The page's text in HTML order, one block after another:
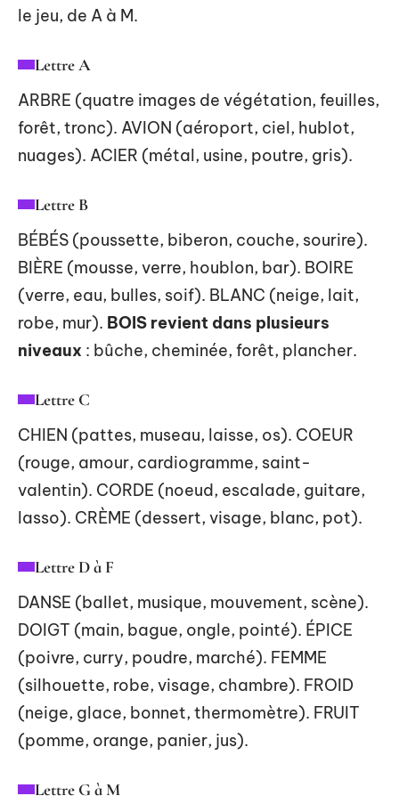
le jeu, de A à M.
Lettre A
ARBRE (quatre images de végétation, feuilles,
forêt, tronc). AVION (aéroport, ciel, hublot,
nuages). ACIER (métal, usine, poutre, gris).
Lettre B
BÉBÉS (poussette, biberon, couche, sourire).
BIÈRE (mousse, verre, houblon, bar). BOIRE
(verre, eau, bulles, soif). BLANC (neige, lait,
robe, mur). BOIS revient dans plusieurs
niveaux : bûche, cheminée, forêt, plancher.
Lettre C
CHIEN (pattes, museau, laisse, os). COEUR
(rouge, amour, cardiogramme, saint-
valentin). CORDE (noeud, escalade, guitare,
lasso). CRÈME (dessert, visage, blanc, pot).
Lettre D à F
DANSE (ballet, musique, mouvement, scène).
DOIGT (main, bague, ongle, pointé). ÉPICE
(poivre, curry, poudre, marché). FEMME
(silhouette, robe, visage, chambre). FROID
(neige, glace, bonnet, thermomètre). FRUIT
(pomme, orange, panier, jus).
Lettre G à M